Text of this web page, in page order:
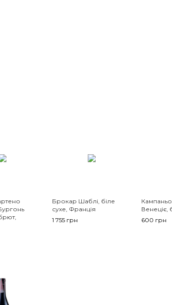
Брокар Шаблі, біле
сухе, Франція
1 755 грн
Венеціє,
600 грн